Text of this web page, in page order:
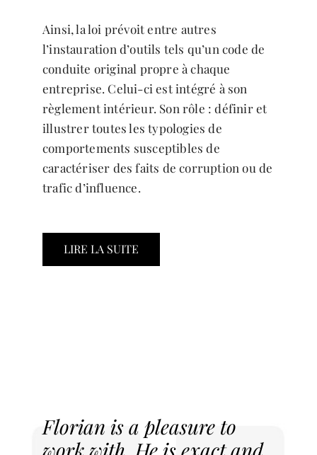
Ainsi, la loi prévoit entre autres
l’instauration d’outils tels qu’un code de
conduite original propre à chaque
entreprise. Celui-ci est intégré à son
règlement intérieur. Son rôle : définir et
illustrer toutes les typologies de
comportements susceptibles de
caractériser des faits de corruption ou de
trafic d’influence.
LIRE LA SUITE
Florian is a pleasure to
work with. He is exact and